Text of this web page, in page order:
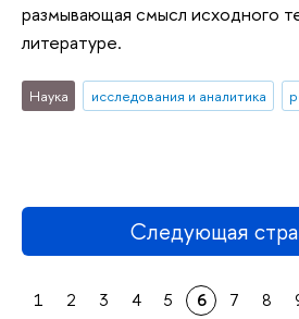
размывающая смысл исходного
литературе.
Наука исследования и аналитика
Следующая
1 2 3 4 5 6 7 8